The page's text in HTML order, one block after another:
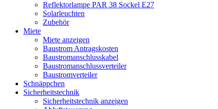
Reflektorlampe PAR 38 Sockel E27
Solarleuchten
Zubehör
Miete
Miete anzeigen
Baustrom Antragskosten
Baustromanschlusskabel
Baustromanschlussverteiler
Baustromverteiler
Schnäppchen
Sicherheitstechnik
Sicherheitstechnik anzeigen